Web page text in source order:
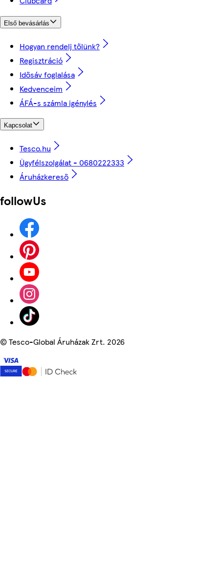
Első bevásárlás
Hogyan rendelj tőlünk?
Regisztráció
Idősáv foglalása
Kedvenceim
ÁFÁ-s számla igénylés
Kapcsolat
Tesco.hu
Ügyfélszolgálat - 0680222333
Áruházkereső
followUs
©Tesco-Global Áruházak Zrt. 2026